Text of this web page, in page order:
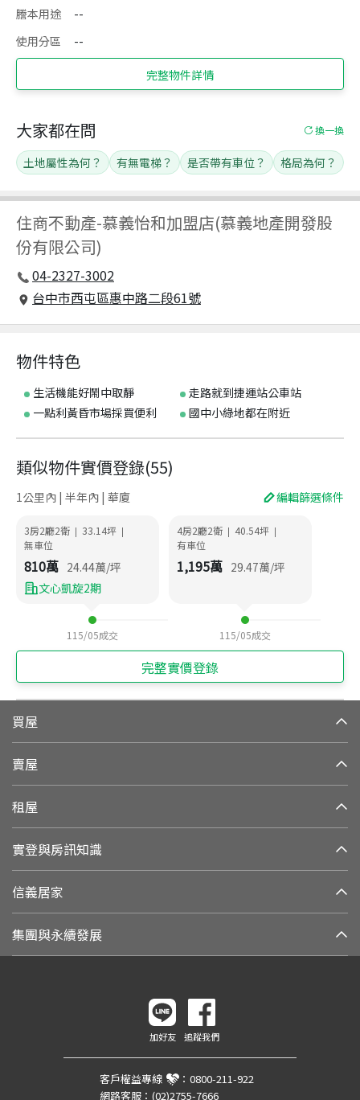
謄本用途
--
使用分區
--
完整物件詳情
住商不動產-慕義怡和加盟店(慕義地產開發股
份有限公司)
04-2327-3002
台中市西屯區惠中路二段61號
大家都在問 換一換
土地屬性為何？ 有無電梯？ 是否帶有車位？ 格局為何？
物件特色
生活機能好鬧中取靜
走路就到捷運站公車站
一點利黃昏市場採買便利
國中小綠地都在附近
類似物件實價登錄(55)
1公里內 | 半年內 | 華廈 編輯篩選條件
3房2廳2衛 | 33.14坪 |
無車位
810萬 24.44萬/坪
文心凱旋2期
115/05成交
4房2廳2衛 | 40.54坪 |
有車位
1,195萬 29.47萬/坪
115/05成交
完整實價登錄
買屋
賣屋
租屋
實登與房訊知識
信義居家
集團與永續發展
加好友 追蹤我們
客戶權益專線 ： 0800-211-922
網路客服： (02)2755-7666